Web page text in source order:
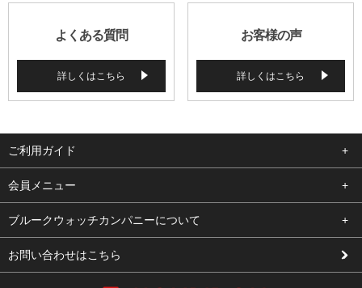
よくある質問
詳しくはこちら
お客様の声
詳しくはこちら
ご利用ガイド
よくある質問
支払い・送料
修理依頼
会員メニュー
ログイン
お気に入り
ブルークウォッチカンパニーについて
会社概要
お問い合わせはこちら